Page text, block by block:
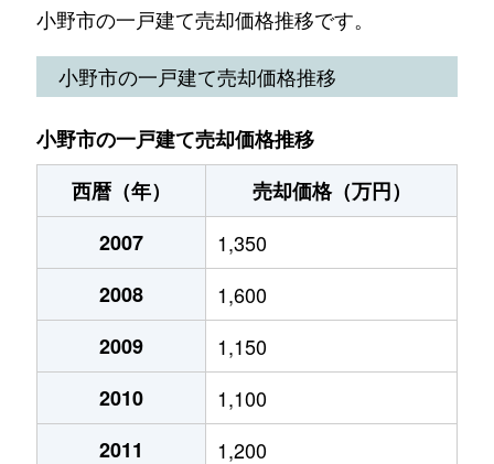
小田町
170万円 青野ケ原
小田町
880万円 小野(兵庫)
敷地町
1,000万円 小野(兵庫)
徒歩26
昭和町
2,200万円 河合西
徒歩45
神明町
神明町
800万円 小野(兵庫)
神明町
490万円 小野(兵庫)
小野市の一戸建て売却価格推移です。
小野市の一戸建て売却価格推移
小野市の一戸建て売却価格推移
西暦（年）
売却価格（万円）
2007
1,350
2008
1,600
2009
1,150
2010
1,100
2011
1,200